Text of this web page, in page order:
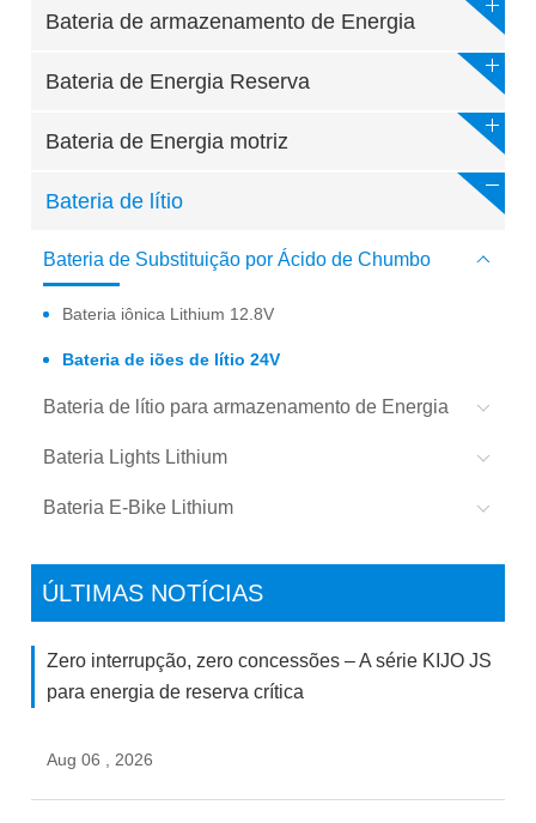
Bateria de armazenamento de Energia
Bateria de Energia Reserva
Bateria de Energia motriz
Bateria de lítio
Bateria de Substituição por Ácido de Chumbo
Bateria iônica Lithium 12.8V
Bateria de iões de lítio 24V
Bateria de lítio para armazenamento de Energia
Bateria Lights Lithium
Bateria E-Bike Lithium
ÚLTIMAS NOTÍCIAS
Zero interrupção, zero concessões – A série KIJO JS
para energia de reserva crítica
Aug 06 , 2026